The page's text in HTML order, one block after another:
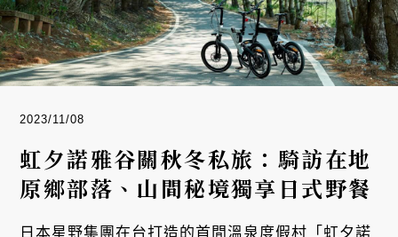
2023/11/08
虹夕諾雅谷關秋冬私旅：騎訪在地
原鄉部落、山間秘境獨享日式野餐
日本星野集團在台打造的首間溫泉度假村「虹夕諾